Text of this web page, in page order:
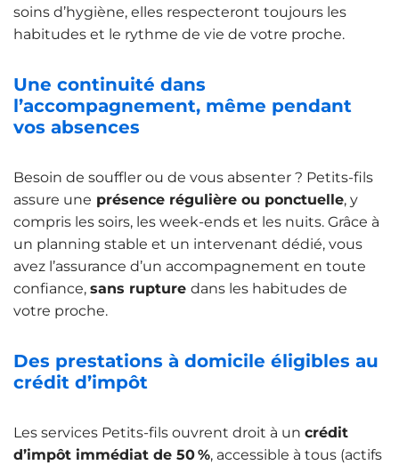
soins d’hygiène, elles respecteront toujours les
habitudes et le rythme de vie de votre proche.
Une continuité dans
l’accompagnement, même pendant
vos absences
Besoin de souffler ou de vous absenter ? Petits-fils
assure une présence régulière ou ponctuelle, y
compris les soirs, les week-ends et les nuits. Grâce à
un planning stable et un intervenant dédié, vous
avez l’assurance d’un accompagnement en toute
confiance, sans rupture dans les habitudes de
votre proche.
Des prestations à domicile éligibles au
crédit d’impôt
Les services Petits-fils ouvrent droit à un crédit
d’impôt immédiat de 50 %, accessible à tous (actifs